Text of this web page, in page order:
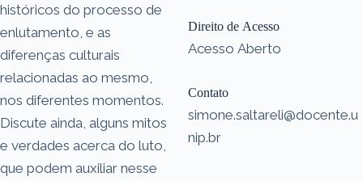
históricos do processo de
enlutamento, e as
diferenças culturais
relacionadas ao mesmo,
nos diferentes momentos.
Discute ainda, alguns mitos
e verdades acerca do luto,
que podem auxiliar nesse
Direito de Acesso
Acesso Aberto
Contato
simone.saltareli@docente.u
nip.br